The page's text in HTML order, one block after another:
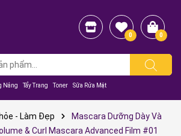
Nắng Tẩy Trang Toner Sữa Rửa Mặt
0 0
- Làm Đẹp
Mascara Dưỡng Dày Và
& Curl Mascara Advanced Film #01